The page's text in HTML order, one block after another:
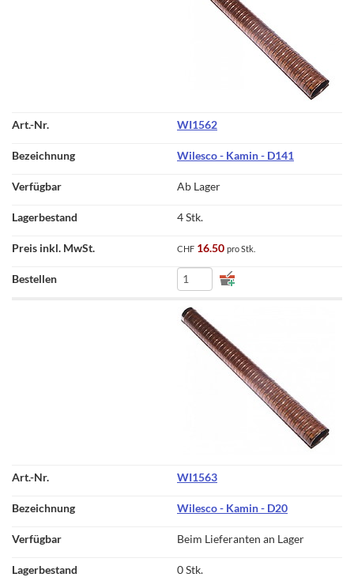
WI1562
Wilesco - Kamin - D141
Ab Lager
4 Stk.
CHF 16.50 pro Stk.
WI1563
Wilesco - Kamin - D20
Beim Lieferanten an Lager
0 Stk.